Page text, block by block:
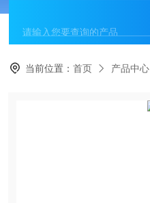
当前位置：首页 产品中心